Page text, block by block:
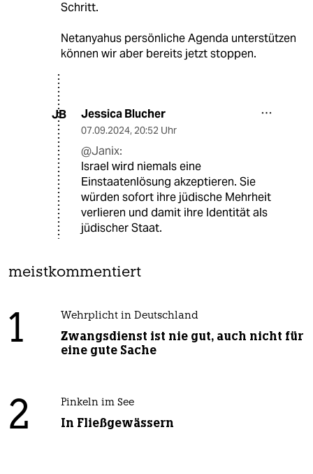
Schritt.
Netanyahus persönliche Agenda unterstützen
können wir aber bereits jetzt stoppen.
JB Jessica Blucher
07.09.2024, 20:52 Uhr
@Janix:
Israel wird niemals eine
Einstaatenlösung akzeptieren. Sie
würden sofort ihre jüdische Mehrheit
verlieren und damit ihre Identität als
jüdischer Staat.
meistkommentiert
1 Wehrplicht in Deutschland
Zwangsdienst ist nie gut, auch nicht für
eine gute Sache
2 Pinkeln im See
In Fließgewässern